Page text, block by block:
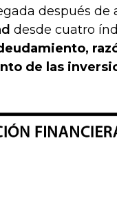
después de
desde cuatro
de las